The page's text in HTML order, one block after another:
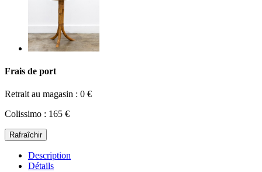
Frais de port
Retrait au magasin : 0 €
Colissimo : 165 €
Description
Détails